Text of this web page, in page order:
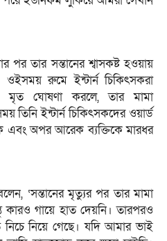
পর তার সন্তানের শ্বাসকষ্ট হওয়ায়
ওইসময় রুমে ইন্টার্ন চিকিৎসকরা
মৃত ঘোষণা করলে, তার মামা
ইন্টার্ন চিকিৎসকদের ওয়ার্ড
এবং অপর আরেক ব্যক্তিকে মারধর
‘সন্তানের মৃত্যুর পর তার মামা
গায়ে হাত দেয়নি। তারপরও
নিচে নিয়ে গেছে। যদি আমার ভাই